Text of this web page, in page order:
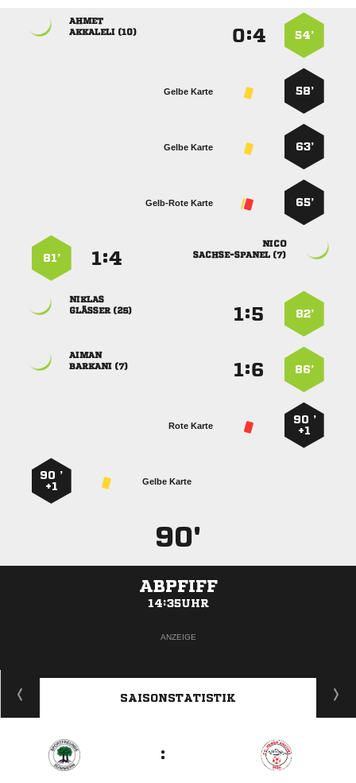
54’
:

 
58’
Gelbe Karte
63’
Gelbe Karte
65’
Gelb-Rote Karte

 
:
81’
82’
:

 
86’
:

 
90 ’
+1
Rote Karte
Gelbe Karte
90 ’
+1
90'
ABPFIFF
14:35UHR
ANZEIGE
SAISONSTATISTIK
: